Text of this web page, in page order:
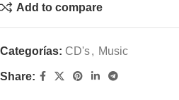
Add to compare
Categorías: CD's, Music
Share: